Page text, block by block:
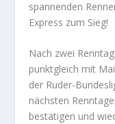
spannenden
Express zum Sieg!
Nach zwei
punktgleich mit
der Ruder-
nächsten
bestätigen und